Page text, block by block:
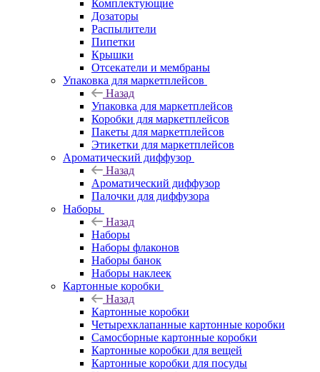
Комплектующие
Дозаторы
Распылители
Пипетки
Крышки
Отсекатели и мембраны
Упаковка для маркетплейсов
Назад
Упаковка для маркетплейсов
Коробки для маркетплейсов
Пакеты для маркетплейсов
Этикетки для маркетплейсов
Ароматический диффузор
Назад
Ароматический диффузор
Палочки для диффузора
Наборы
Назад
Наборы
Наборы флаконов
Наборы банок
Наборы наклеек
Картонные коробки
Назад
Картонные коробки
Четырехклапанные картонные коробки
Самосборные картонные коробки
Картонные коробки для вещей
Картонные коробки для посуды